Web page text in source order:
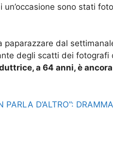
sono stati
dal
degli scatti dei fotografi
a 64 anni, è
PARLA D’ALTRO”: